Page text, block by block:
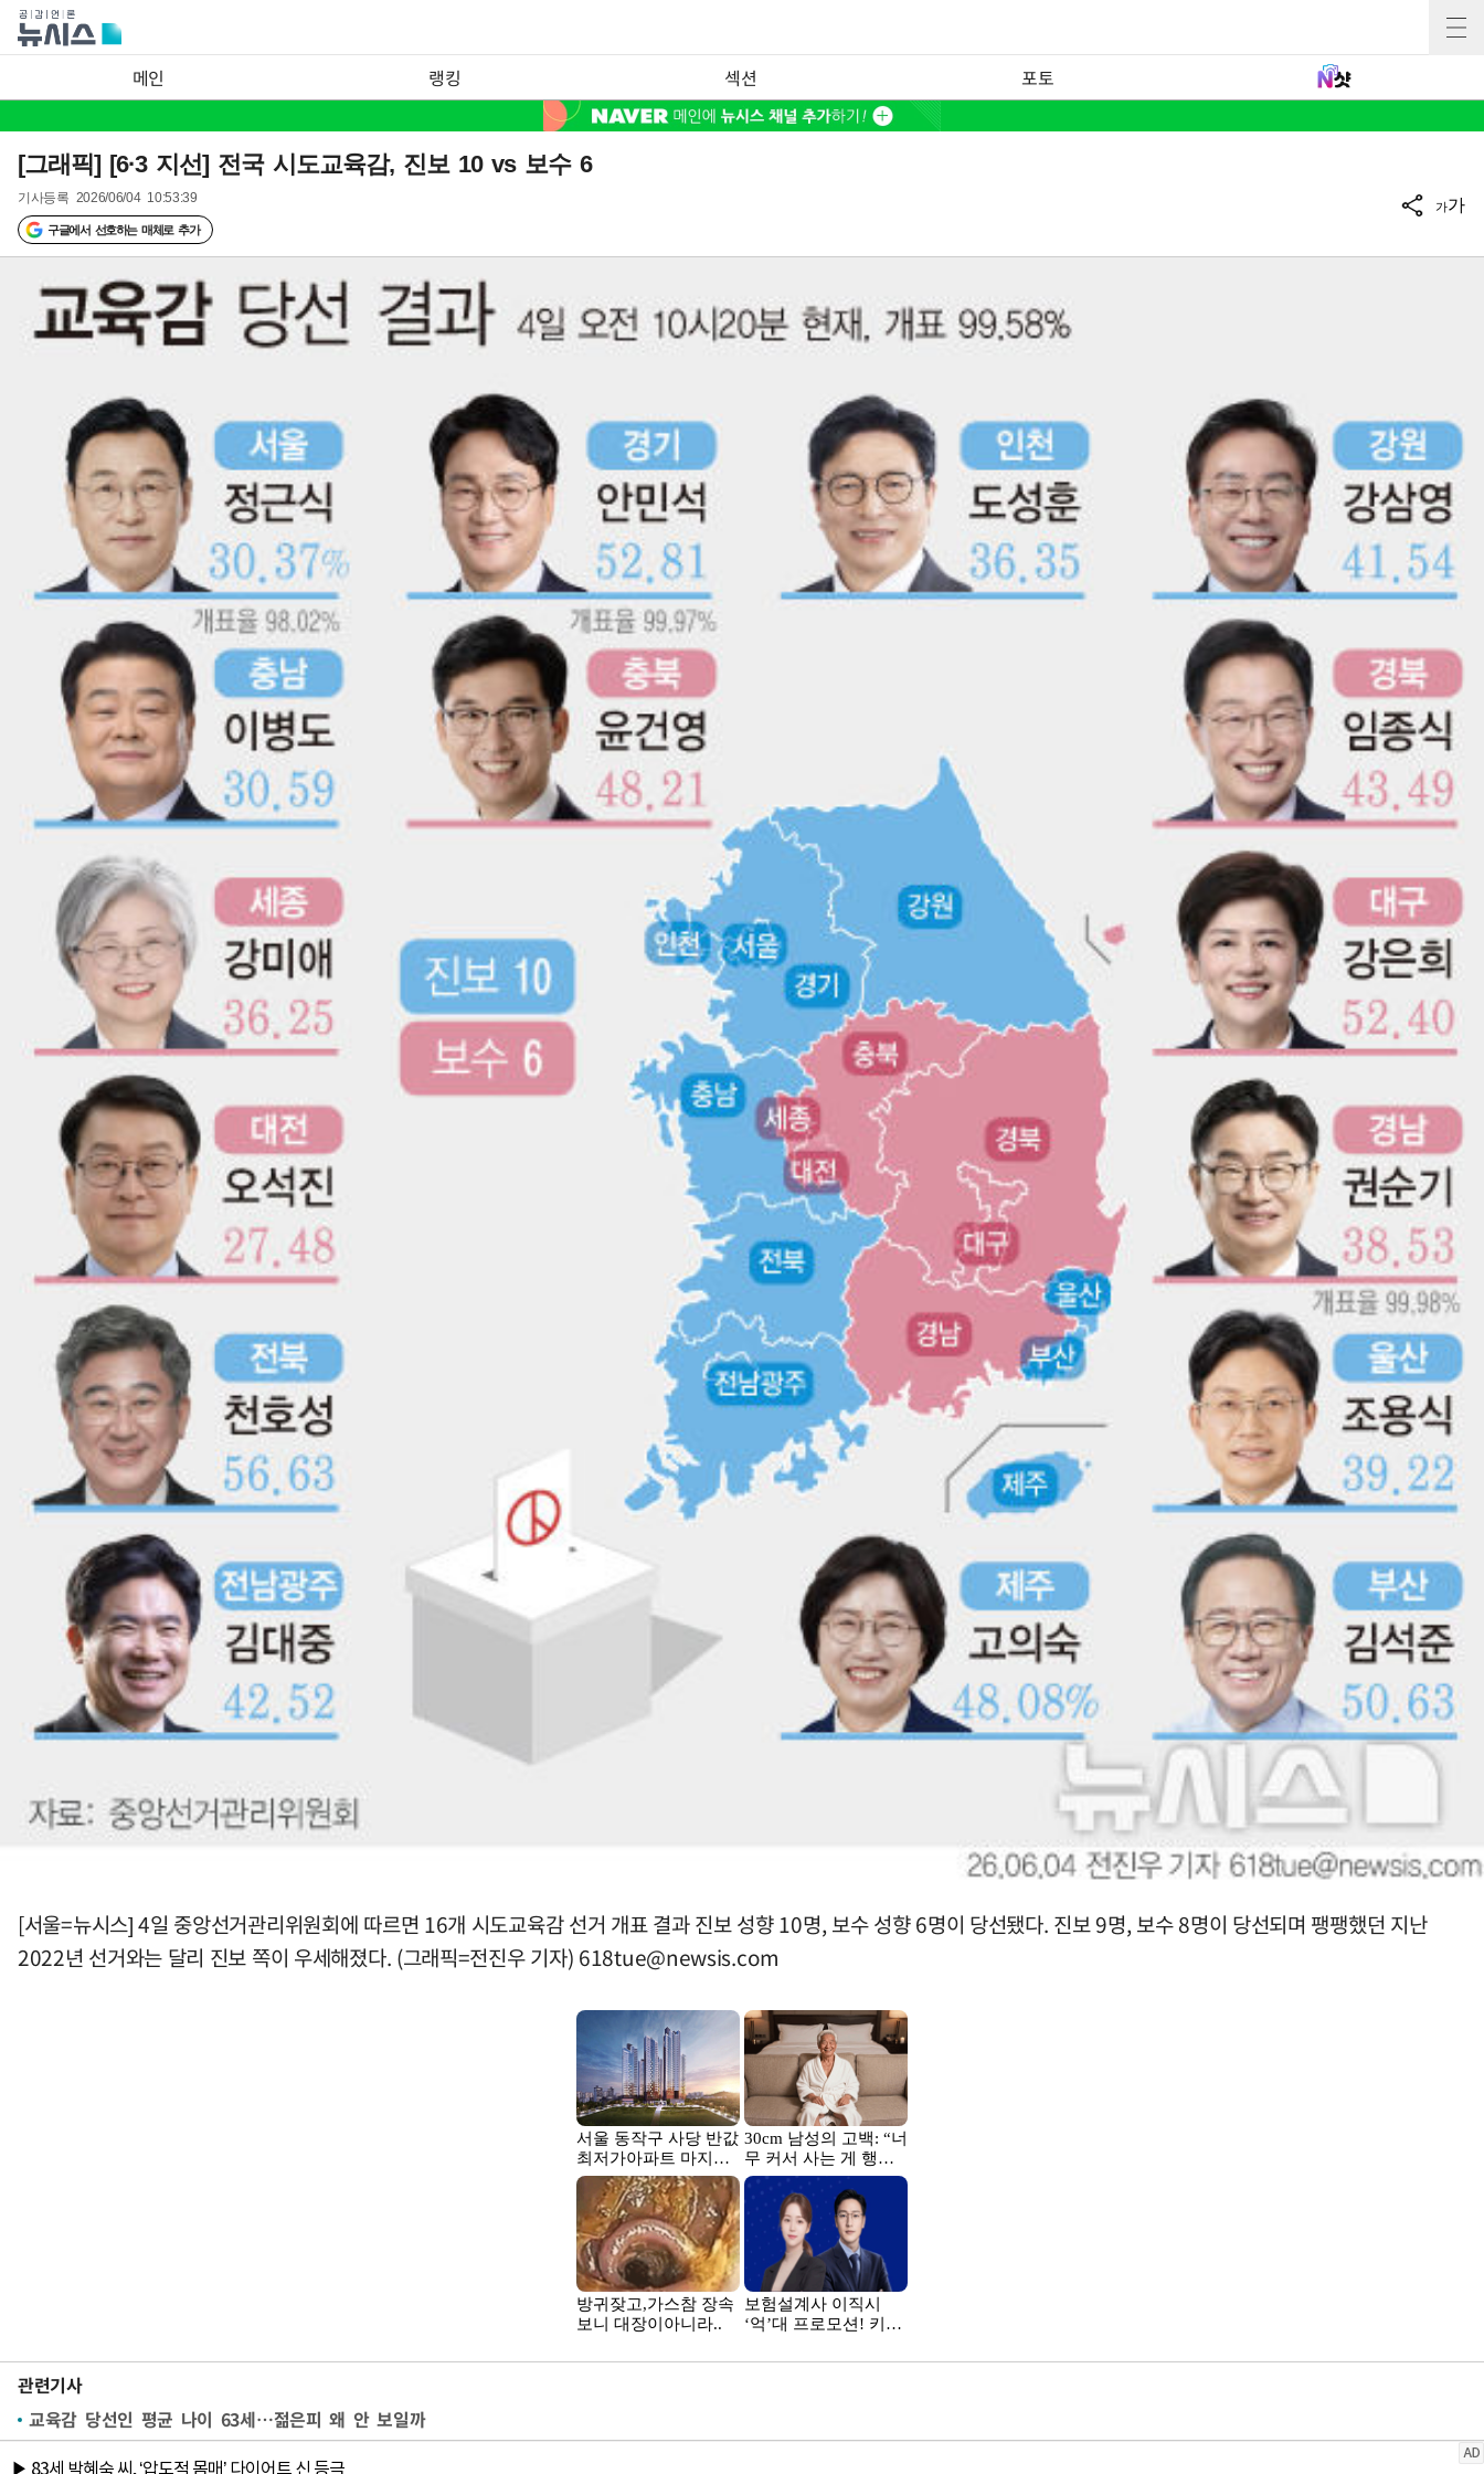
메인 랭킹 섹션 포토
[그래픽] [6·3 지선] 전국 시도교육감, 진보 10 vs 보수 6
기사등록 2026/06/04 10:53:39
구글에서 선호하는 매체로 추가
가가
[서울=뉴시스] 4일 중앙선거관리위원회에 따르면 16개 시도교육감 선거 개표 결과 진보 성향 10명, 보수 성향 6명이 당선됐다. 진보 9명, 보수 8명이 당선되며 팽팽했던 지난
2022년 선거와는 달리 진보 쪽이 우세해졌다. (그래픽=전진우 기자) 618tue@newsis.com
관련기사
교육감 당선인 평균 나이 63세…젊은피 왜 안 보일까